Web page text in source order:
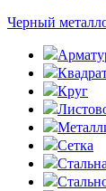
Черный
Круг
Сетка